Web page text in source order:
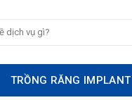
TRỒNG RĂNG IMPLANT